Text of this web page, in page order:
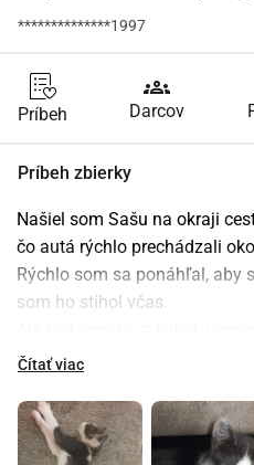
**************1997
Príbeh
groups
Darcov
Príbeh zbierky
Našiel som Sašu na okraji
čo autá rýchlo prechádzali
Rýchlo som sa ponáhľal, aby
som ho stihol včas.
strašne zle.
Nap despite everything, bol
Čítať viac